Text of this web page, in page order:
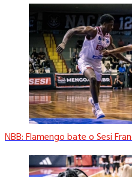
NBB: Flamengo bate o Sesi